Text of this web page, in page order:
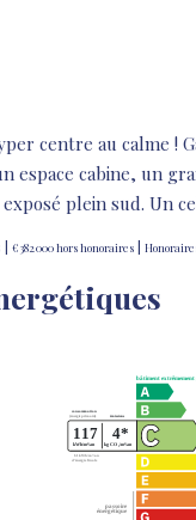
centre au calme
espace cabine, un
plein sud. Un
| €382 000hors honoraires |